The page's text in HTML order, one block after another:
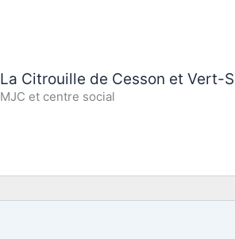
La Citrouille de Cesson et Vert-
MJC et centre social